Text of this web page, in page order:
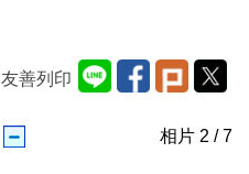
友善列印
相片 2 / 7